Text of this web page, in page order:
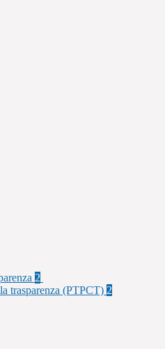
2
trasparenza (PTPCT) 2